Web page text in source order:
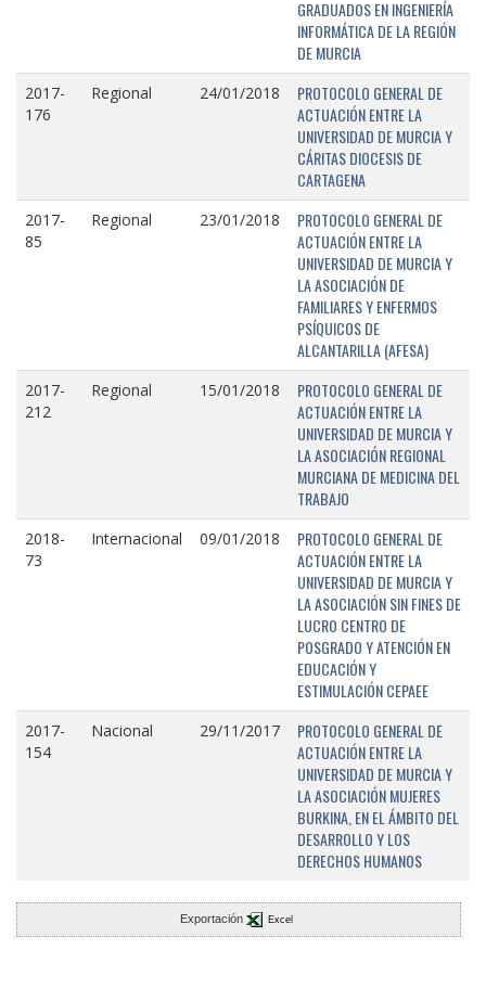
GRADUADOS EN INGENIERÍA
INFORMÁTICA DE LA REGIÓN
DE MURCIA
2017-
176
Regional 24/01/2018
PROTOCOLO GENERAL DE
ACTUACIÓN ENTRE LA
UNIVERSIDAD DE MURCIA Y
CÁRITAS DIOCESIS DE
CARTAGENA
2017-
85
Regional 23/01/2018
PROTOCOLO GENERAL DE
ACTUACIÓN ENTRE LA
UNIVERSIDAD DE MURCIA Y
LA ASOCIACIÓN DE
FAMILIARES Y ENFERMOS
PSÍQUICOS DE
ALCANTARILLA (AFESA)
2017-
212
Regional 15/01/2018
PROTOCOLO GENERAL DE
ACTUACIÓN ENTRE LA
UNIVERSIDAD DE MURCIA Y
LA ASOCIACIÓN REGIONAL
MURCIANA DE MEDICINA DEL
TRABAJO
2018-
73
Internacional 09/01/2018
PROTOCOLO GENERAL DE
ACTUACIÓN ENTRE LA
UNIVERSIDAD DE MURCIA Y
LA ASOCIACIÓN SIN FINES DE
LUCRO CENTRO DE
POSGRADO Y ATENCIÓN EN
EDUCACIÓN Y
ESTIMULACIÓN CEPAEE
2017-
154
Nacional 29/11/2017
PROTOCOLO GENERAL DE
ACTUACIÓN ENTRE LA
UNIVERSIDAD DE MURCIA Y
LA ASOCIACIÓN MUJERES
BURKINA, EN EL ÁMBITO DEL
DESARROLLO Y LOS
DERECHOS HUMANOS
Exportación Excel